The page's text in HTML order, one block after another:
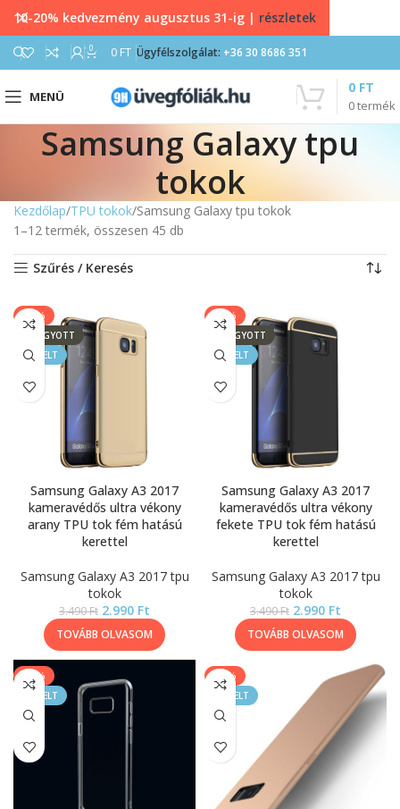
0 0 FT Ügyfélszolgálat: +36 30 8686 351
MENÜ
0termék
0 FT
Samsung Galaxy tpu
tokok
Kezdőlap TPU tokok Samsung Galaxy tpu tokok
1–12 termék, összesen 45 db
Szűrés / Keresés
-14%
ELFOGYOTT
KIEMELT
Samsung Galaxy A3 2017
kameravédős ultra vékony
arany TPU tok fém hatású
kerettel
Samsung Galaxy A3 2017 tpu
tokok
3.490Ft 2.990 Ft
TOVÁBB OLVASOM
-14%
ELFOGYOTT
KIEMELT
Samsung Galaxy A3 2017
kameravédős ultra vékony
fekete TPU tok fém hatású
kerettel
Samsung Galaxy A3 2017 tpu
tokok
3.490Ft 2.990 Ft
TOVÁBB OLVASOM
-20%
KIEMELT
-14%
KIEMELT
10-20% kedvezmény augusztus 31-ig | részletek